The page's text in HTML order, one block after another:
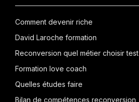
Comment devenir riche
David Laroche formation
Reconversion quel métier choisir test
Formation love coach
Quelles études faire
Bilan de compétences reconversion